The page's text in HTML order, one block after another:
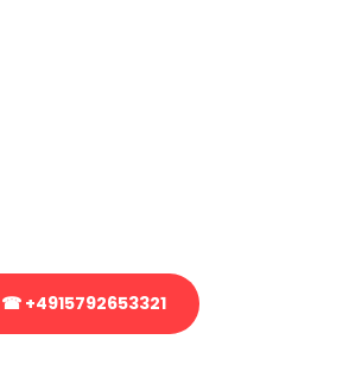
☎ +4915792653321